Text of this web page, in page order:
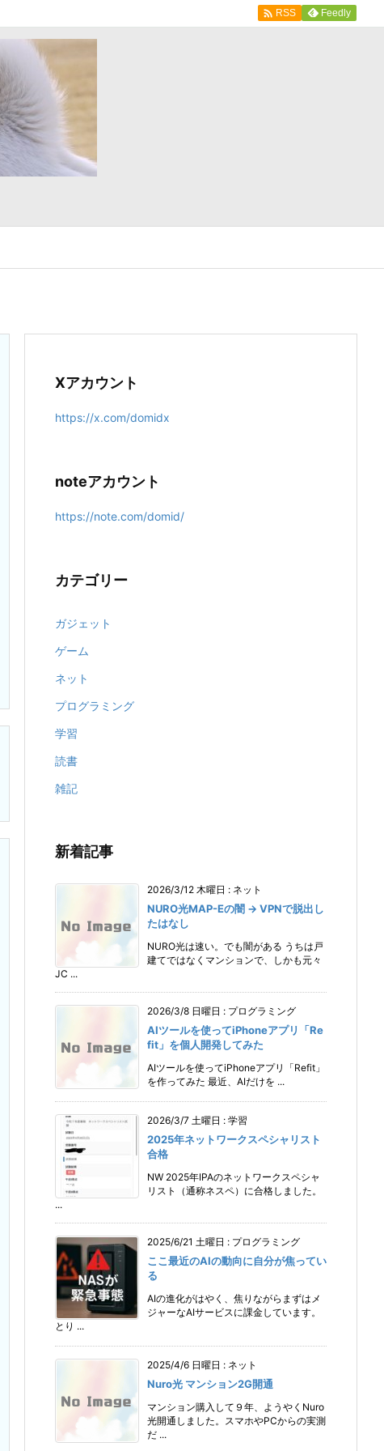
 RSS Feedly
Xアカウント
https://x.com/domidx
noteアカウント
https://note.com/domid/
カテゴリー
ガジェット
ゲーム
ネット
プログラミング
学習
読書
雑記
新着記事
2026/3/12 木曜日 : ネット
NURO光MAP-Eの闇 → VPNで脱出し
たはなし
NURO光は速い。でも闇がある うちは戸
建てではなくマンションで、しかも元々
JC ...
2026/3/8 日曜日 : プログラミング
AIツールを使ってiPhoneアプリ「Re
fit」を個人開発してみた
AIツールを使ってiPhoneアプリ「Refit」
を作ってみた 最近、AIだけを ...
2026/3/7 土曜日 : 学習
2025年ネットワークスペシャリスト
合格
NW 2025年IPAのネットワークスペシャ
リスト（通称ネスペ）に合格しました。
...
2025/6/21 土曜日 : プログラミング
ここ最近のAIの動向に自分が焦ってい
る
AIの進化がはやく、焦りながらまずはメ
ジャーなAIサービスに課金しています。
とり ...
2025/4/6 日曜日 : ネット
Nuro光 マンション2G開通
マンション購入して９年、ようやくNuro
光開通しました。スマホやPCからの実測
だ ...